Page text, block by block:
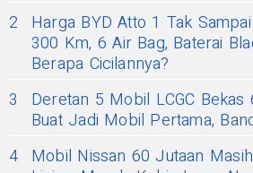
2
Harga BYD Atto 1 Tak
300 Km, 6 Air Bag, Baterai
Berapa Cicilannya?
3
Deretan 5 Mobil LCGC
Buat Jadi Mobil Pertama,
4 Mobil Nissan 60 Jutaan